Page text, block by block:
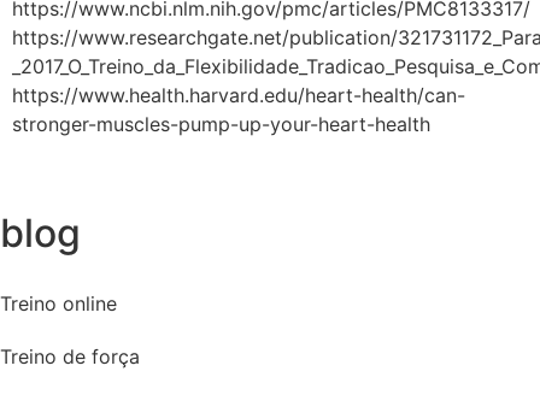
https://www.ncbi.nlm.nih.gov/pmc/articles/PMC8133317/
https://www.researchgate.net/publication/
https://www.health.harvard.edu/heart-health/can-
stronger-muscles-pump-up-your-heart-health
blog
Treino online
Treino de força